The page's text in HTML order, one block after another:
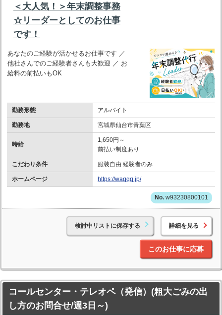
＜大人気！＞年末調整事務
☆リーダーとしてのお仕事
です！
あなたのご経験が活かせるお仕事です ／
他社さんでのご経験者さんも大歓迎 ／ お
給料の前払いもOK
勤務形態 アルバイト
勤務地 宮城県仙台市青葉区
時給
1,650円～
前払い制度あり
こだわり条件 服装自由 経験者のみ
ホームページ https://waqqq.jp/
w93230800101
検討中リストに保存する 詳細を見る
このお仕事に応募
コールセンター・テレオペ（発信）(粗大ごみの出
し方のお問合せ/週3日～)